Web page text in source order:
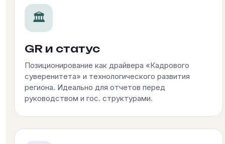
🏛
GR и статус
Позиционирование как драйвера «Кадрового
суверенитета» и технологического развития
региона. Идеально для отчетов перед
руководством и гос. структурами.